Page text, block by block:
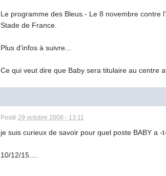
Le programme des Bleus.- Le 8 novembre contre
Stade de France.
Plus d'infos à suivre...
Ce qui veut dire que Baby sera titulaire au centre
Posté29 octobre 2008 - 13:11
je suis curieux de savoir pour quel poste BABY a -
10/12/15....